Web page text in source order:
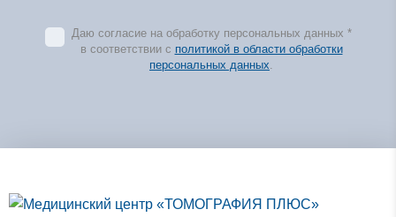
Даю согласие на обработку персональных данных *
в соответствии с политикой в области обработки
персональных данных